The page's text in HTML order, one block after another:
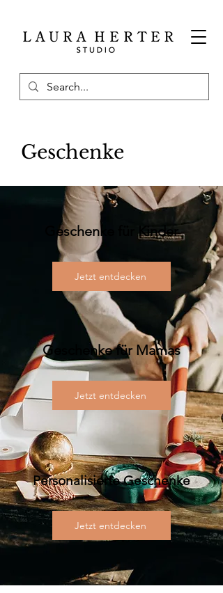
Geschenke
Geschenke für Kinder
Jetzt entdecken
Geschenke für Mamas
Jetzt entdecken
Personalisierte Geschenke
Jetzt entdecken